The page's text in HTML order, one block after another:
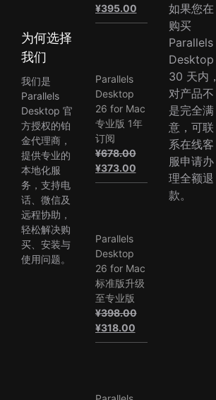
为何选择
我们
我们是
Parallels
Desktop 官
方授权的铂
金代理商，
提供专业的
本地化服
务，支持电
话、微信及
远程协助，
轻松解决购
买、安装与
使用问题。
原
价
¥395.00当
前
¥395.00。
Parallels
Desktop
26 for Mac
专业版 1年
订阅
¥678.00
原
价
¥373.00当
前
Parallels
Desktop
26 for Mac
标准版升级
至专业版
¥398.00
原
价
¥318.00当
前
如果您在
购买
Parallels
Desktop
30 天内，
对产品不
是完全满
意，可联
系在线客
服申请办
理全额退
款。